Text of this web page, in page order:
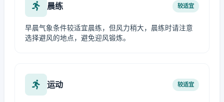
晨练 较适宜
早晨气象条件较适宜晨练，但风力稍大，晨练时请注意
选择避风的地点，避免迎风锻炼。
运动 较适宜